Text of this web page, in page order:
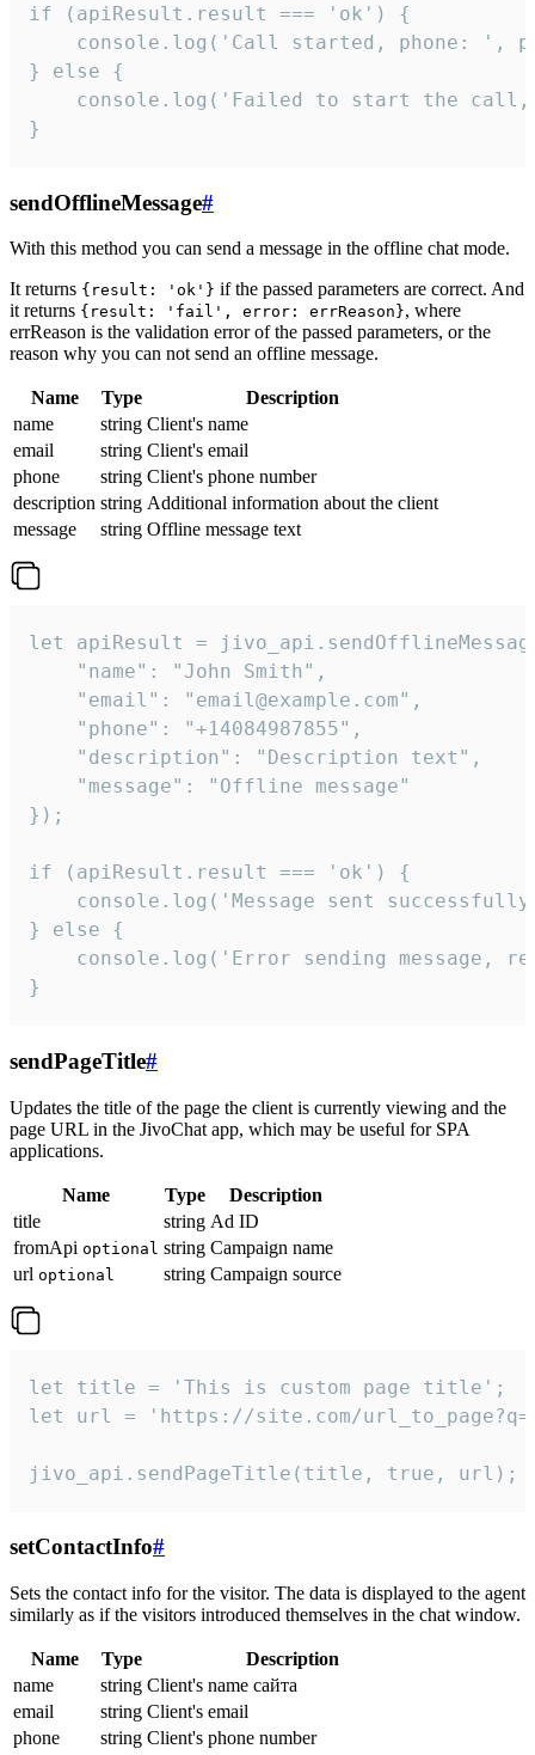
if (apiResult.result === 'ok') {
console.log('Call started, phone: ',
} else {
console.log('Failed to start the
}
sendOfflineMessage#
With this method you can send a message in the offline chat mode.
It returns {result: 'ok'} if the passed parameters are correct. And
it returns {result: 'fail', error: errReason}, where
errReason is the validation error of the passed parameters, or the
reason why you can not send an offline message.
Name Type
Description
name
string Client's name
email
string Client's email
phone
string Client's phone number
description string Additional information about the client
message
string Offline message text
let apiResult =
    "name": "John Smith",
    "email": "email@example.com",
    "phone": "+14084987855",
    "description": "Description text",
    "message": "Offline message"
});
if (apiResult.result === 'ok') {
console.log('Message sent
} else {
console.log('Error sending message,
}
sendPageTitle#
Updates the title of the page the client is currently viewing and the
page URL in the JivoChat app, which may be useful for SPA
applications.
Name Type
Description
title
string Ad ID
fromApi optional string Campaign name
url optional string Campaign source
let title = 'This is custom page title';
let url = 'https://site.com/
jivo_api.sendPageTitle(title, true, url);
setContactInfo#
Sets the contact info for the visitor. The data is displayed to the agent
similarly as if the visitors introduced themselves in the chat window.
Name Type
Description
name
string Client's name сайта
email
string Client's email
phone
string Client's phone number